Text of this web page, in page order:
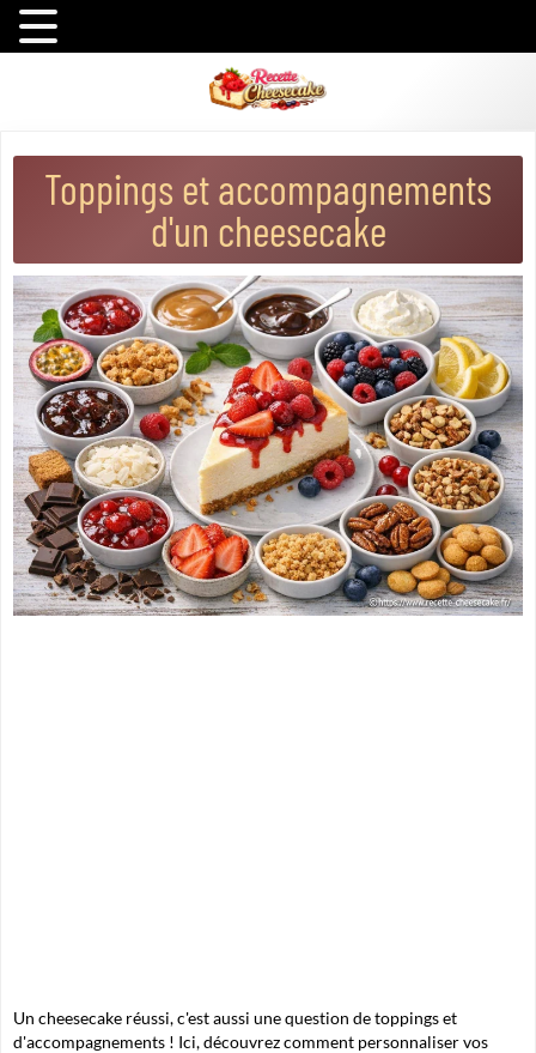
Toppings et accompagnements
d'un cheesecake
Un cheesecake réussi, c'est aussi une question de toppings et
d'accompagnements ! Ici, découvrez comment personnaliser vos